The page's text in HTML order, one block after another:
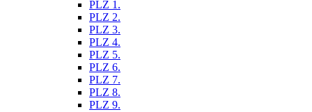
PLZ 1.
PLZ 2.
PLZ 3.
PLZ 4.
PLZ 5.
PLZ 6.
PLZ 7.
PLZ 8.
PLZ 9.